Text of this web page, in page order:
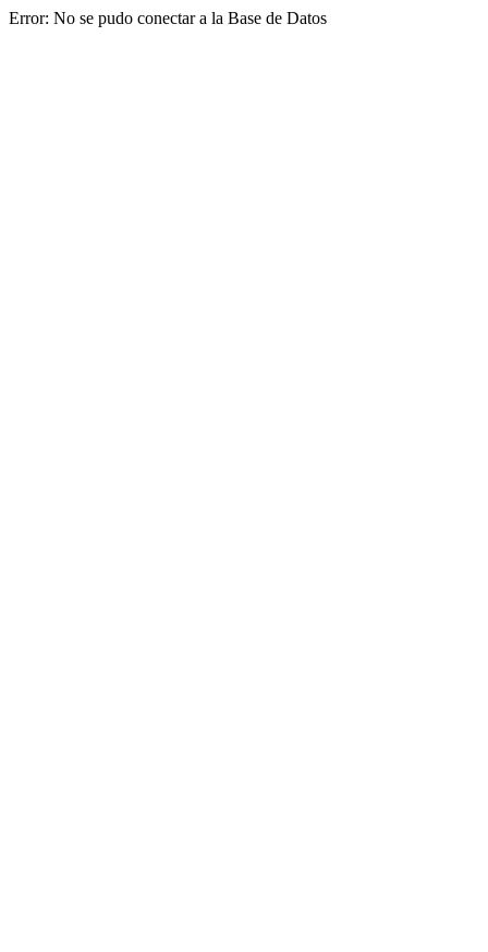
Error: No se pudo conectar a la Base de Datos